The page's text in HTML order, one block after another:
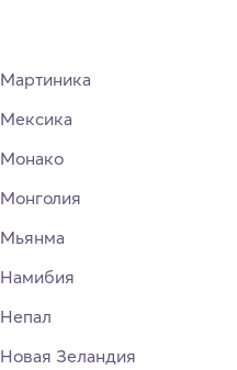
Мартиника
Мексика
Монако
Монголия
Мьянма
Намибия
Непал
Новая Зеландия